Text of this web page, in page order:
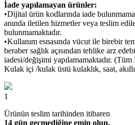
İade yapılamayan ürünler:
•Dijital ürün kodlarında iade
anında iletilen hizmetler veya teslim
bulunmamaktadır.
•Kullanım esnasında vücut ile birebir
beraber sağlık açısından tehlike arz
iadesi/değişimi yapılamamaktadır.
Kulak içi /kulak üstü kulaklık, saat,
1
Ürünün teslim tarihinden itibaren
14 gün geçmediğine emin olun.